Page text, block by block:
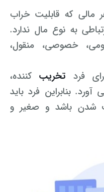
قانونی
مالی که قابلیت خراب
به نوع مال ندارد.
خصوصی، منقول،
فرد تخریب کننده،
بنابراین فرد باید
شدن باشد و صغیر و